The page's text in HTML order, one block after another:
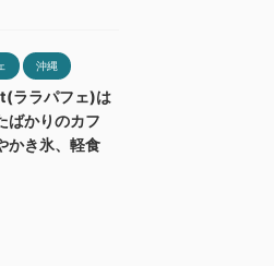
沖縄
ララパフェ)は
ばかりのカフ
かき氷、軽食